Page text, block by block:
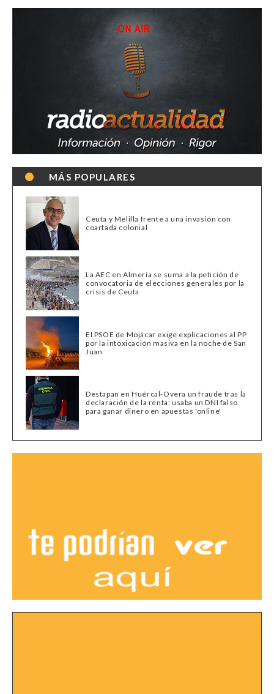
MÁS POPULARES
Ceuta y Melilla frente a una invasión con
coartada colonial
La AEC en Almería se suma a la petición de
convocatoria de elecciones generales por la
crisis de Ceuta
El PSOE de Mojácar exige explicaciones al PP
por la intoxicación masiva en la noche de San
Juan
Destapan en Huércal-Overa un fraude tras la
declaración de la renta: usaba un DNI falso
para ganar dinero en apuestas 'online'